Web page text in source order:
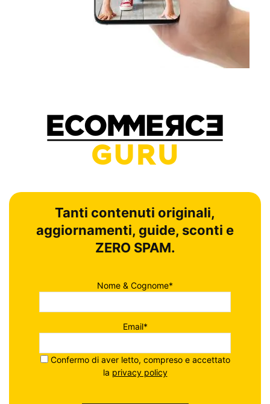
Tanti contenuti originali,
aggiornamenti, guide, sconti e
ZERO SPAM.
Nome & Cognome*
Email*
Confermo di aver letto, compreso e accettato
la privacy policy